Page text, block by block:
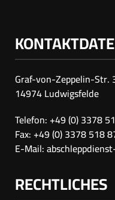
Graf-von-Zeppelin-Str.
14974 Ludwigsfelde
Telefon: +49 (0) 3378
Fax: +49 (0) 3378 518
E-Mail:
RECHTLICHES